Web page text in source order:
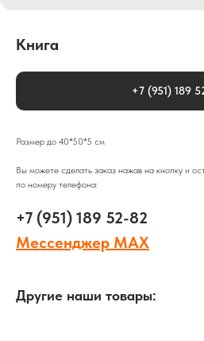
Книга
+7 (951) 189
Размер до 40*50*5 см
Вы можете сделать заказ нажав на кнопку и
по номеру телефона:
+7 (951) 189 52-82
Мессенджер MAX
Другие наши товары: